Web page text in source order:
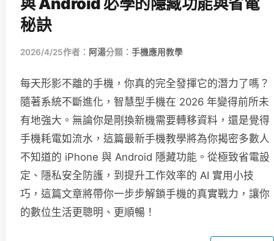
秘訣
2026/4/25作者： 阿湯分類： 手機應用教學
每天形影不離的手機，你真的完全發揮它的潛力了嗎？
隨著系統不斷進化，智慧型手機在 2026 年變得前所未
有地強大。無論你是剛換新機需要轉移資料，還是覺得
手機耗電如流水，這篇最新手機教學將為你揭密多數人
不知道的 iPhone 與 Android 隱藏功能。從極致省電設
定、隱私安全防護，到提升工作效率的 AI 實用小技
巧，這篇文章將帶你一步步解鎖手機的真實戰力，讓你
的數位生活更聰明、更順暢！